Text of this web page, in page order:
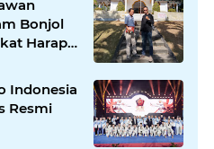
Bonjol
Harap
Indonesia
Resmi